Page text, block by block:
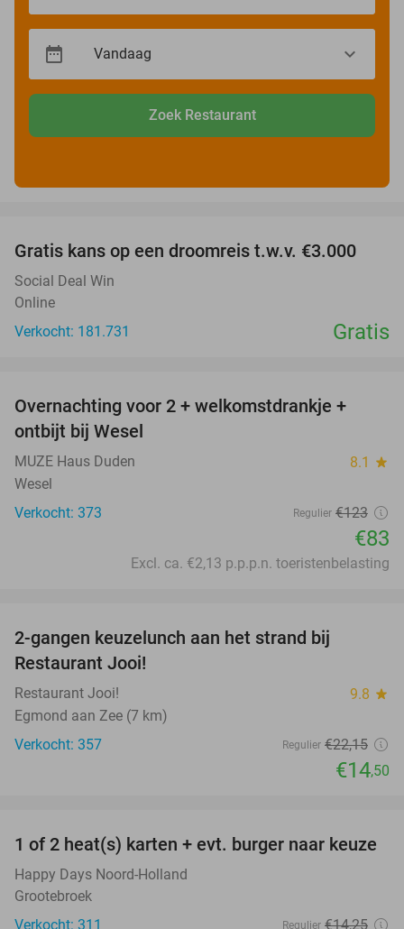
Zoek Restaurant
Gratis kans op een droomreis t.w.v. €3.000
Social Deal Win
Online
Verkocht: 181.731
Gratis
Overnachting voor 2 + welkomstdrankje +
ontbijt bij Wesel
MUZE Haus Duden 8.1 star
Wesel
Verkocht: 373
Regulier €123
€83
Excl. ca. €2,13 p.p.p.n. toeristenbelasting
2-gangen keuzelunch aan het strand bij
Restaurant Jooi!
Restaurant Jooi! 9.8 star
Egmond aan Zee (7 km)
Verkocht: 357
Regulier €22,15
€14,50
19%
1 of 2 heat(s) karten + evt. burger naar keuze
Happy Days Noord-Holland
Grootebroek
Verkocht: 311
Regulier €14,25